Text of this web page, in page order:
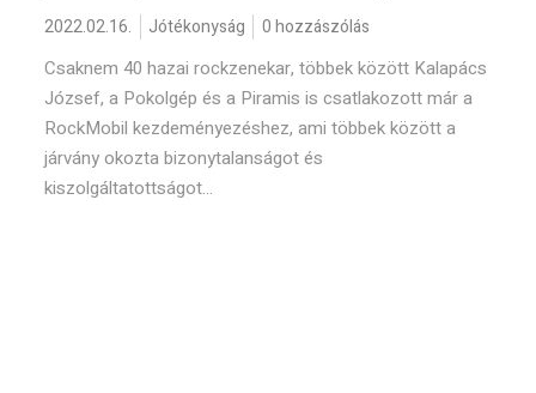
2022.02.16. Jótékonyság 0 hozzászólás
Csaknem 40 hazai rockzenekar, többek között Kalapács
József, a Pokolgép és a Piramis is csatlakozott már a
RockMobil kezdeményezéshez, ami többek között a
járvány okozta bizonytalanságot és
kiszolgáltatottságot...